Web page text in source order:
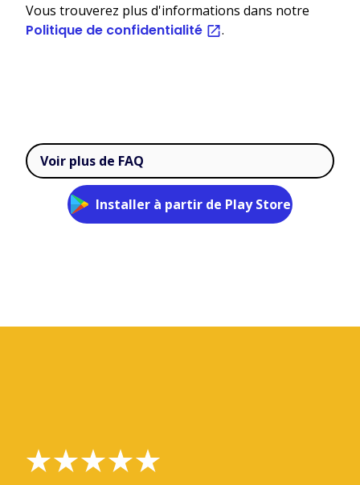
Vous trouverez plus d'informations dans notre
Politique de confidentialité .
Voir plus de FAQ
Installer à partir de Play Store